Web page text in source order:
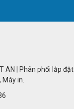
AN | Phân phối lắp đặt
in.